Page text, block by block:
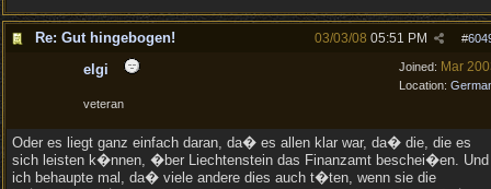
Re: Gut hingebogen! #
03/03/08 05:51 PM
Joined: Mar
Location:
elgi
veteran
Oder es liegt ganz einfach daran, da� es allen klar war, da� die, die es
sich leisten k�nnen, �ber Liechtenstein das Finanzamt beschei�en. Und
ich behaupte mal, da� viele andere dies auch t�ten, wenn sie die